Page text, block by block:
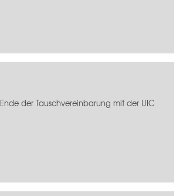
der Tauschvereinbarung mit der UIC